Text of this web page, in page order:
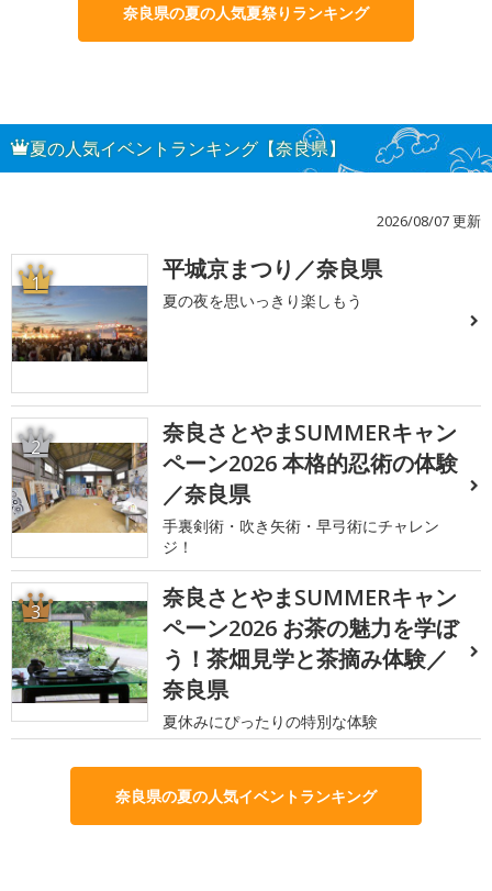
奈良県の夏の人気夏祭りランキング
夏の人気イベントランキング【奈良県】
2026/08/07 更新
1 平城京まつり／奈良県
夏の夜を思いっきり楽しもう
2
奈良さとやまSUMMERキャン
ペーン2026 本格的忍術の体験
／奈良県
手裏剣術・吹き矢術・早弓術にチャレン
ジ！
3
奈良さとやまSUMMERキャン
ペーン2026 お茶の魅力を学ぼ
う！茶畑見学と茶摘み体験／
奈良県
夏休みにぴったりの特別な体験
奈良県の夏の人気イベントランキング